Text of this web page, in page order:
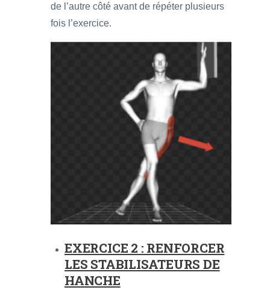
de l’autre côté avant de répéter plusieurs
fois l’exercice.
EXERCICE 2 : RENFORCER
LES STABILISATEURS DE
HANCHE